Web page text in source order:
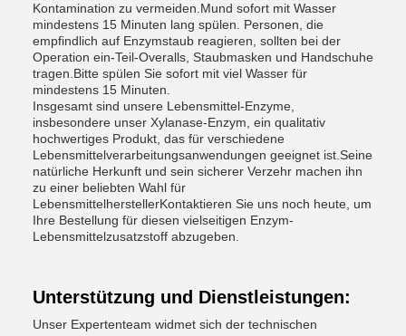
Kontamination zu vermeiden.Mund sofort mit Wasser
mindestens 15 Minuten lang spülen. Personen, die
empfindlich auf Enzymstaub reagieren, sollten bei der
Operation ein-Teil-Overalls, Staubmasken und Handschuhe
tragen.Bitte spülen Sie sofort mit viel Wasser für
mindestens 15 Minuten.
Insgesamt sind unsere Lebensmittel-Enzyme,
insbesondere unser Xylanase-Enzym, ein qualitativ
hochwertiges Produkt, das für verschiedene
Lebensmittelverarbeitungsanwendungen geeignet ist.Seine
natürliche Herkunft und sein sicherer Verzehr machen ihn
zu einer beliebten Wahl für
LebensmittelherstellerKontaktieren Sie uns noch heute, um
Ihre Bestellung für diesen vielseitigen Enzym-
Lebensmittelzusatzstoff abzugeben.
Unterstützung und Dienstleistungen:
Unser Expertenteam widmet sich der technischen